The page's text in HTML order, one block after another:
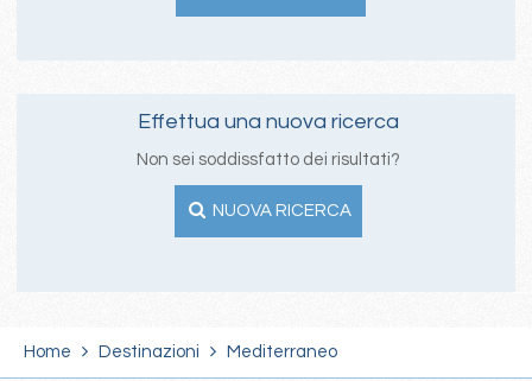
Effettua una nuova ricerca
Non sei soddissfatto dei risultati?
NUOVA RICERCA
Home Destinazioni Mediterraneo